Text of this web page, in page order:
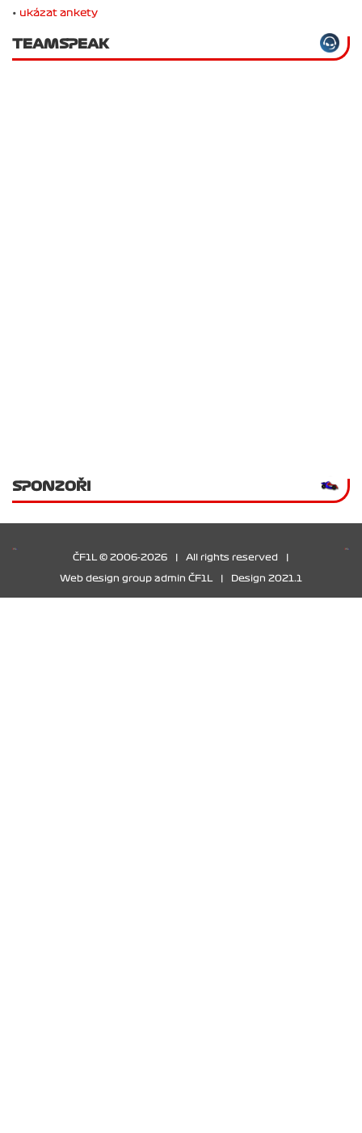
• ukázat ankety
TEAMSPEAK
SPONZOŘI
ČF1L © 2006-2026 All rights reserved
Web design group admin ČF1L Design 2021.1